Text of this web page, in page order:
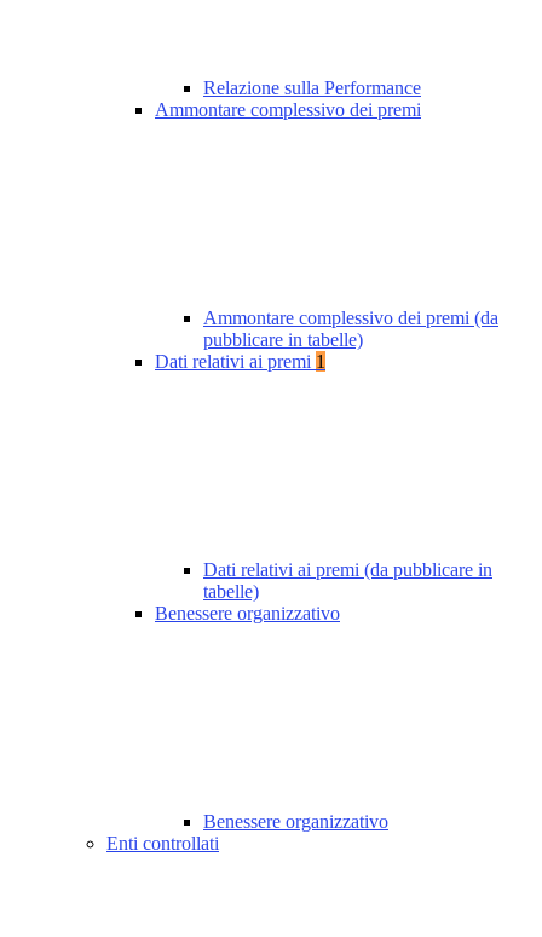
Relazione sulla Performance
Ammontare complessivo dei premi
Ammontare complessivo dei premi (da
pubblicare in tabelle)
Dati relativi ai premi 1
Dati relativi ai premi (da pubblicare in
tabelle)
Benessere organizzativo
Benessere organizzativo
Enti controllati